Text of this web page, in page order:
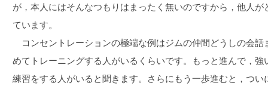
が，本人にはそんなつもりはまったく無いのですから，他人
ています。
コンセントレーションの極端な例はジムの仲間どうしの会話
めてトレーニングする人がいるくらいです。もっと進んで，
練習をする人がいると聞きます。さらにもう一歩進むと，つ